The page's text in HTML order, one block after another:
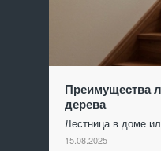
Преимущества
дерева
Лестница в доме
15.08.2025